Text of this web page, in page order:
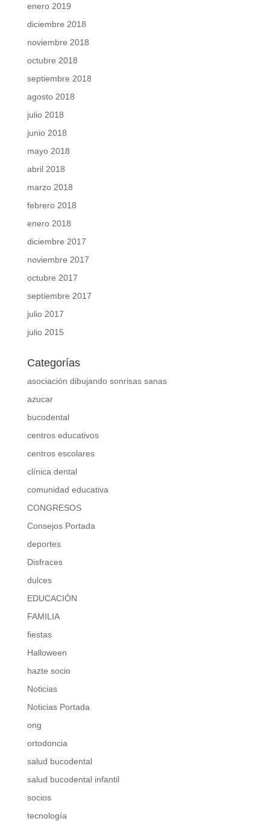
enero 2019
diciembre 2018
noviembre 2018
octubre 2018
septiembre 2018
agosto 2018
julio 2018
junio 2018
mayo 2018
abril 2018
marzo 2018
febrero 2018
enero 2018
diciembre 2017
noviembre 2017
octubre 2017
septiembre 2017
julio 2017
julio 2015
Categorías
asociación dibujando sonrisas sanas
azucar
bucodental
centros educativos
centros escolares
clínica dental
comunidad educativa
CONGRESOS
Consejos Portada
deportes
Disfraces
dulces
EDUCACIÓN
FAMILIA
fiestas
Halloween
hazte socio
Noticias
Noticias Portada
ong
ortodoncia
salud bucodental
salud bucodental infantil
socios
tecnología